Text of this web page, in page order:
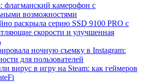
флагманский камерофон с
возможностями
раскрыла серию SSD 9100 PRO с
скорости и улучшенная
ночную съемку в Instagram:
для пользователей
вирус в игру на Steam: как геймеров